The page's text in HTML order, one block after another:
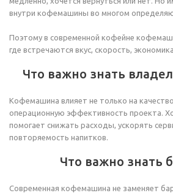
внутри кофемашины во многом
Поэтому в современной кофейне
где встречаются вкус, скорость,
Что важно знать
Кофемашина влияет не только на
операционную эффективность проекта.
помогает снижать расходы, ускорять
повторяемость напитков.
Что важно знать
Современная кофемашина не заменяет